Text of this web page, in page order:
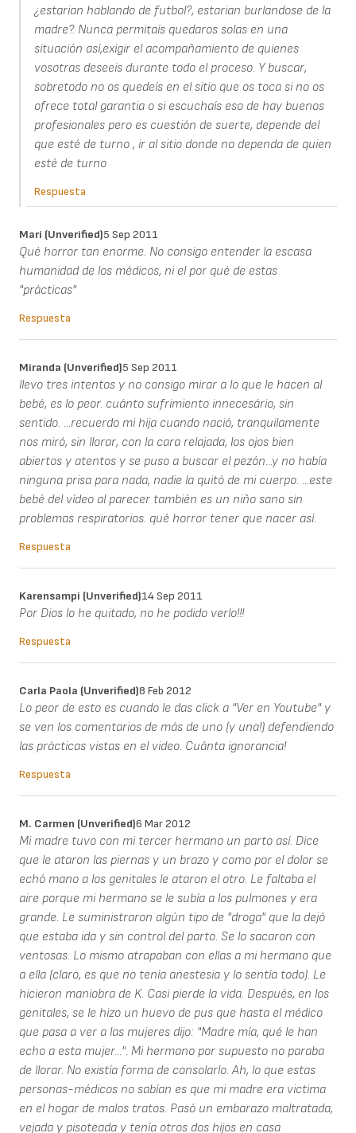
¿estarian hablando de futbol?, estarian burlandose de la
madre?. Nunca permitaís quedaros solas en una
situación así,exigir el acompañamiento de quienes
vosotras deseeis durante todo el proceso. Y buscar,
sobretodo no os quedeís en el sitio que os toca si no os
ofrece total garantia o si escuchaís eso de hay buenos
profesionales pero es cuestión de suerte, depende del
que esté de turno , ir al sitio donde no dependa de quien
esté de turno
Respuesta
Mari (unverified)5 Sep 2011
Qué horror tan enorme. No consigo entender la escasa
humanidad de los médicos, ni el por qué de estas
"prácticas"
Respuesta
Miranda (unverified)5 Sep 2011
llevo tres intentos y no consigo mirar a lo que le hacen al
bebé, es lo peor. cuánto sufrimiento innecesário, sin
sentido. ...recuerdo mi hija cuando nació, tranquilamente
nos miró, sin llorar, con la cara relajada, los ojos bien
abiertos y atentos y se puso a buscar el pezón...y no había
ninguna prisa para nada, nadie la quitó de mi cuerpo. ...este
bebé del vídeo al parecer también es un niño sano sin
problemas respiratorios. qué horror tener que nacer así.
Respuesta
Karensampi (unverified)14 Sep 2011
Por Dios lo he quitado, no he podido verlo!!!
Respuesta
Carla Paola (unverified)8 Feb 2012
Lo peor de esto es cuando le das click a "Ver en Youtube" y
se ven los comentarios de más de uno (y una!) defendiendo
las prácticas vistas en el video. Cuánta ignorancia!
Respuesta
M. Carmen (unverified)6 Mar 2012
Mi madre tuvo con mi tercer hermano un parto así. Dice
que le ataron las piernas y un brazo y como por el dolor se
echó mano a los genitales le ataron el otro. Le faltaba el
aire porque mi hermano se le subía a los pulmones y era
grande. Le suministraron algún tipo de "droga" que la dejó
que estaba ida y sin control del parto. Se lo sacaron con
ventosas. Lo mismo atrapaban con ellas a mi hermano que
a ella (claro, es que no tenía anestesia y lo sentía todo). Le
hicieron maniobra de K. Casi pierde la vida. Después, en los
genitales, se le hizo un huevo de pus que hasta el médico
que pasa a ver a las mujeres dijo: "Madre mía, qué le han
echo a esta mujer...". Mi hermano por supuesto no paraba
de llorar. No existía forma de consolarlo. Ah, lo que estas
personas-médicos no sabían es que mi madre era victima
en el hogar de malos tratos. Pasó un embarazo maltratada,
vejada y pisoteada y tenía otros dos hijos en casa